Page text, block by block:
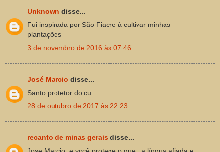
Unknown disse...
Fui inspirada por São Fiacre à cultivar minhas
plantações
3 de novembro de 2016 às 07:46
José Marcio disse...
Santo protetor do cu.
28 de outubro de 2017 às 22:23
recanto de minas gerais disse...